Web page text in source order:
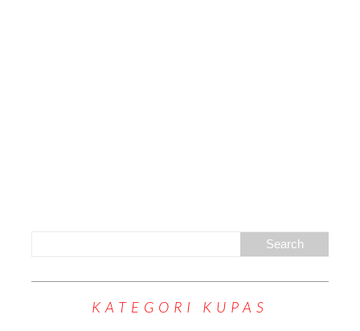
KATEGORI KUPAS